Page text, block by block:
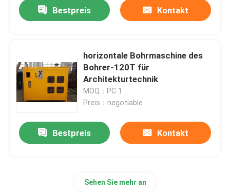
Videos
Über uns
Bestpreis Kontakt
horizontale Bohrmaschine des
Bohrer-120T für
Architekturtechnik
MOQ：PC 1
Preis：negotiable
Bestpreis Kontakt
Sehen Sie mehr an